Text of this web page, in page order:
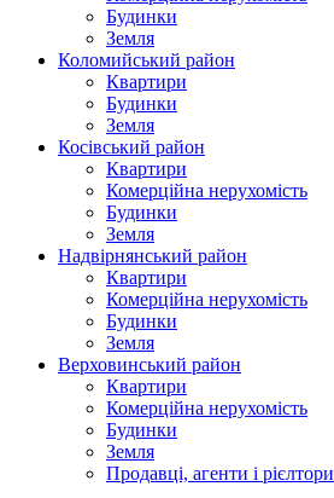
Будинки
Земля
Коломийський район
Квартири
Будинки
Земля
Косівський район
Квартири
Комерційна нерухомість
Будинки
Земля
Надвірнянський район
Квартири
Комерційна нерухомість
Будинки
Земля
Верховинський район
Квартири
Комерційна нерухомість
Будинки
Земля
Продавці, агенти і рієлтори